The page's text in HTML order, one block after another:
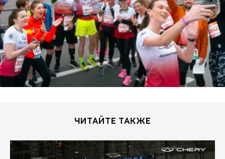
ЧИТАЙТЕ ТАКЖЕ